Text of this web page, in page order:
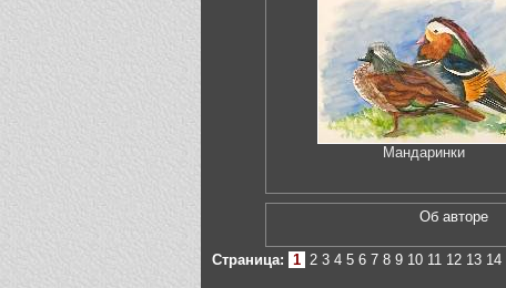
Мандаринки
Об авторе
Страница: 1 2 3 4 5 6 7 8 9 10 11 12 13 14